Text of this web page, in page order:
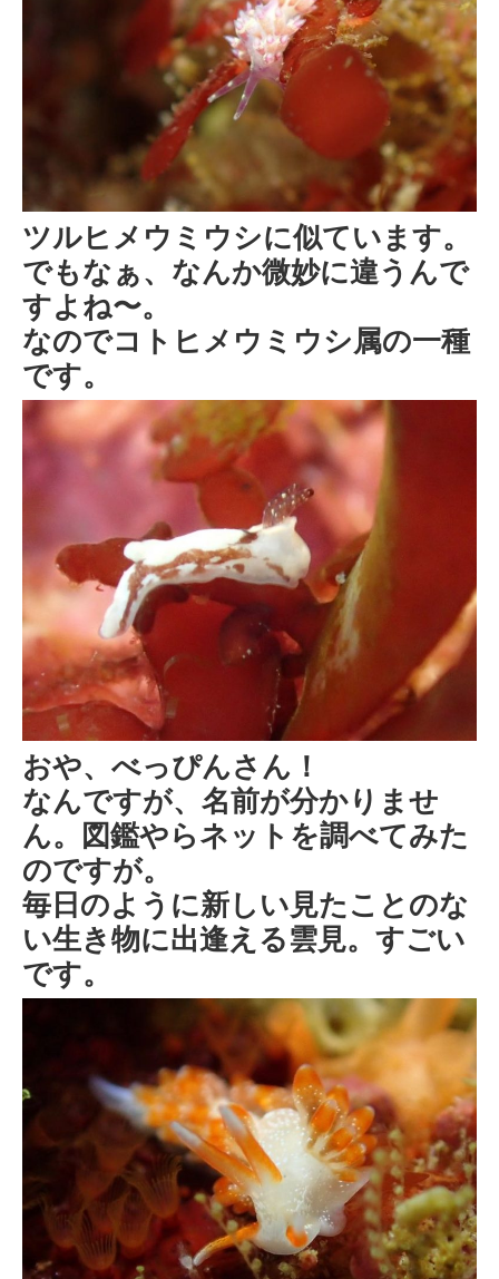
ツルヒメウミウシに似ています。
でもなぁ、なんか微妙に違うんで
すよね〜。
なのでコトヒメウミウシ属の一種
です。
おや、べっぴんさん！
なんですが、名前が分かりませ
ん。図鑑やらネットを調べてみた
のですが。
毎日のように新しい見たことのな
い生き物に出逢える雲見。すごい
です。